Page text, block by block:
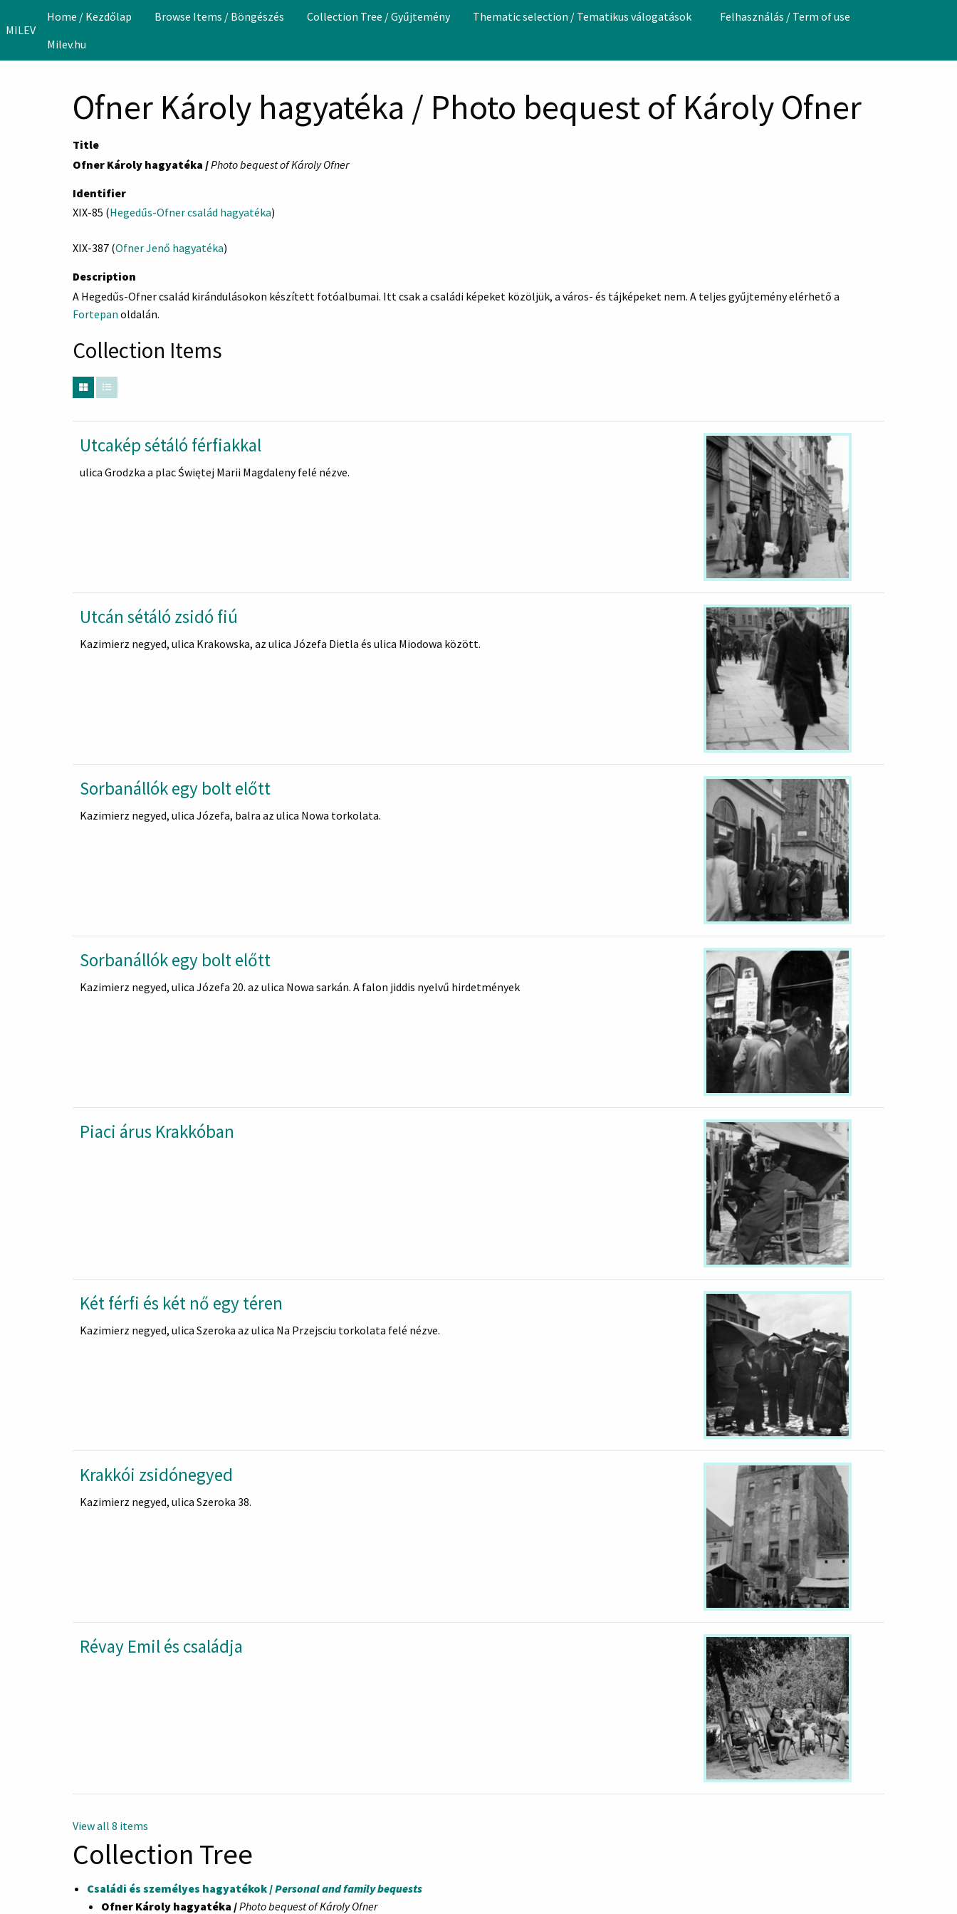
MILEV
Home / Kezdőlap Browse Items / Böngészés Collection Tree / Gyűjtemény Thematic selection / Tematikus válogatások
Felhasználás / Term of use
Milev.hu
Ofner Károly hagyatéka / Photo bequest of Károly Ofner
Title
Ofner Károly hagyatéka /Photo bequest of Károly Ofner
Identifier
XIX-85 (Hegedűs-Ofner család hagyatéka)
XIX-387 (Ofner Jenő hagyatéka)
Description
A Hegedűs-Ofner család kirándulásokon készített fotóalbumai. Itt csak a családi képeket közöljük, a város- és tájképeket nem. A teljes gyűjtemény elérhető a
Fortepan oldalán.
Collection Items
Utcakép sétáló férfiakkal
ulica Grodzka a plac Świętej Marii Magdaleny felé nézve.
Utcán sétáló zsidó fiú
Kazimierz negyed, ulica Krakowska, az ulica Józefa Dietla és ulica Miodowa között.
Sorbanállók egy bolt előtt
Kazimierz negyed, ulica Józefa, balra az ulica Nowa torkolata.
Sorbanállók egy bolt előtt
Kazimierz negyed, ulica Józefa 20. az ulica Nowa sarkán. A falon jiddis nyelvű hirdetmények
Piaci árus Krakkóban
Két férfi és két nő egy téren
Kazimierz negyed, ulica Szeroka az ulica Na Przejsciu torkolata felé nézve.
Krakkói zsidónegyed
Kazimierz negyed, ulica Szeroka 38.
Révay Emil és családja
View all 8 items
Collection Tree
Családi és személyes hagyatékok /Personal and family bequests
Ofner Károly hagyatéka /Photo bequest of Károly Ofner